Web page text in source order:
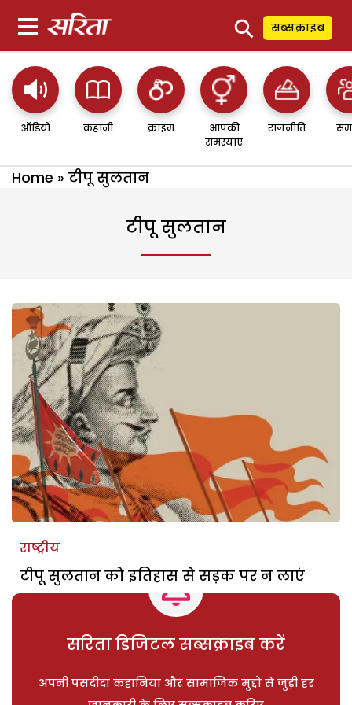
⚲ सब्सक्राइब
ऑडियो कहानी क्राइम
आपकी
समस्याएं
राजनीति
Home » टीपू सुलतान
टीपू सुलतान
राष्ट्रीय
टीपू सुलतान को इतिहास से सड़क पर न लाएं
सरिता डिजिटल सब्सक्राइब करें
अपनी पसंदीदा कहानियां और सामाजिक मुद्दों से जुड़ी हर